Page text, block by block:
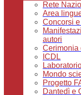
Rete
Area
Concorsi
autori
Cerimonia
ICDL
Mondo
Progetto
Dantedì e